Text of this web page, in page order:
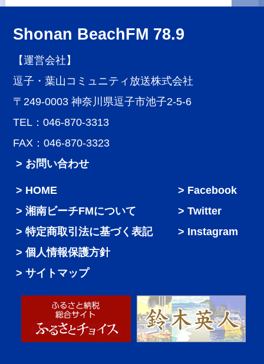
Shonan BeachFM 78.9
【運営会社】
逗子・葉山コミュニティ放送株式会社
〒249-0003 神奈川県逗子市池子2-5-6
TEL：046-870-3313
FAX：046-870-3323
> お問い合わせ
HOME
湘南ビーチFMについて
特定商取引法に基づく表記
個人情報保護方針
サイトマップ
Facebook
Twitter
Instagram